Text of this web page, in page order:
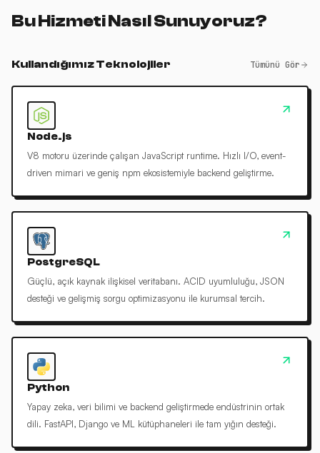
Bu Hizmeti Nasıl Sunuyoruz?
Kullandığımız Teknolojiler Tümünü Gör
Node.js
V8 motoru üzerinde çalışan JavaScript runtime. Hızlı I/O, event-
driven mimari ve geniş npm ekosistemiyle backend geliştirme.
PostgreSQL
Güçlü, açık kaynak ilişkisel veritabanı. ACID uyumluluğu, JSON
desteği ve gelişmiş sorgu optimizasyonu ile kurumsal tercih.
Python
Yapay zeka, veri bilimi ve backend geliştirmede endüstrinin ortak
dili. FastAPI, Django ve ML kütüphaneleri ile tam yığın desteği.